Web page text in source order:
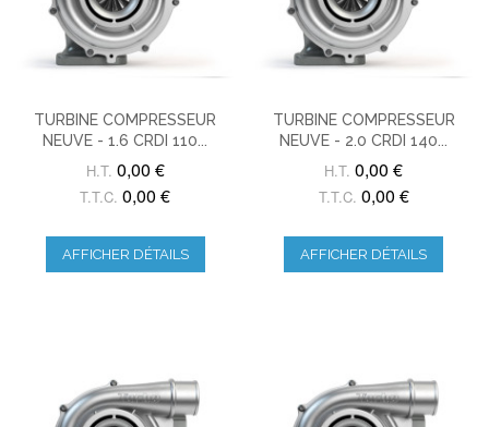
TURBINE COMPRESSEUR
NEUVE - 1.6 CRDI 110...
H.T. 0,00 €
T.T.C. 0,00 €
AFFICHER DÉTAILS
TURBINE COMPRESSEUR
NEUVE - 2.0 CRDI 140...
H.T. 0,00 €
T.T.C. 0,00 €
AFFICHER DÉTAILS